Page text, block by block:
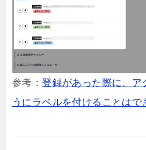
参考：登録があった際に、ア
うにラベルを付けることはで